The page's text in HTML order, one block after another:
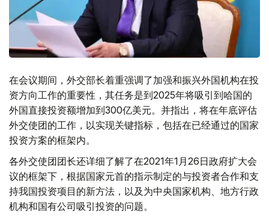
在会议期间，外交部长着重强调了加强和振兴外国机构在投
资方向工作的重要性，其任务是到2025年将吸引到哈国的
外国直接投资额增加到300亿美元。并指出，将在年底评估
外交使团的工作，以实现关键指标，包括在已经通过的国家
投资方案的框架内。
各外交使团团长还详细了解了在2021年1月26日政府扩大会
议的框架下，根据国家元首的指示制定的与投资者合作和支
持我国投资项目的新方法，以及为中央国家机构、地方行政
机构和国有公司吸引投资的问题。